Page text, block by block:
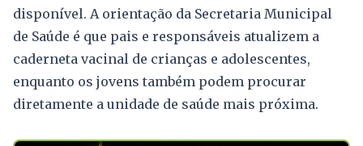
disponível. A orientação da Secretaria Municipal
de Saúde é que pais e responsáveis atualizem a
caderneta vacinal de crianças e adolescentes,
enquanto os jovens também podem procurar
diretamente a unidade de saúde mais próxima.